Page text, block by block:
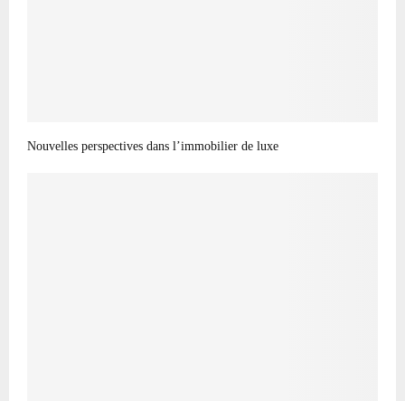
Nouvelles perspectives dans l’immobilier de luxe